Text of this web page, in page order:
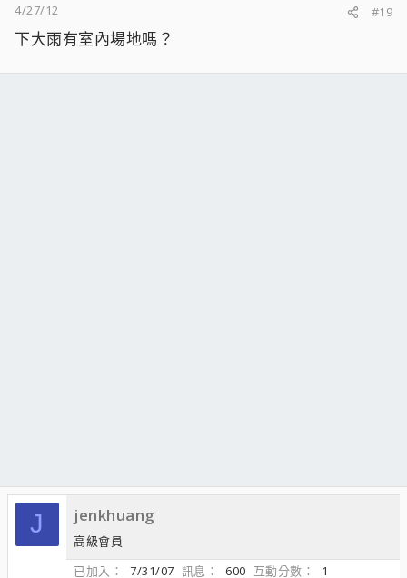
4/27/12
#19
下大雨有室內場地嗎？
J jenkhuang
高級會員
已加入
7/31/07 訊息 600 互動分數
1